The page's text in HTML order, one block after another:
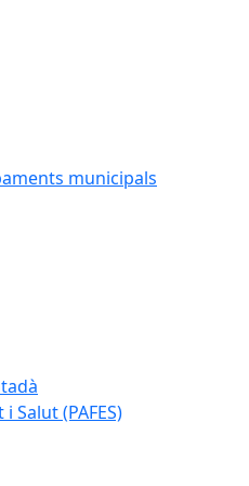
municipals
Salut (PAFES)